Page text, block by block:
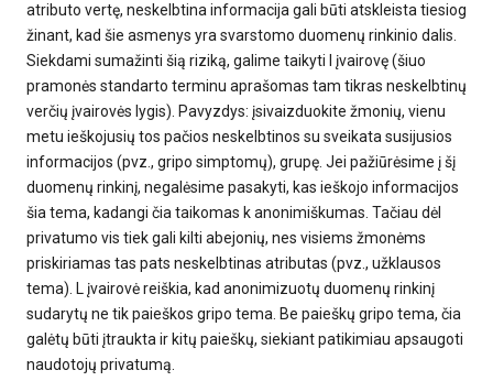
atributo vertę, neskelbtina informacija gali būti atskleista tiesiog
žinant, kad šie asmenys yra svarstomo duomenų rinkinio dalis.
Siekdami sumažinti šią riziką, galime taikyti l įvairovę (šiuo
pramonės standarto terminu aprašomas tam tikras neskelbtinų
verčių įvairovės lygis). Pavyzdys: įsivaizduokite žmonių, vienu
metu ieškojusių tos pačios neskelbtinos su sveikata susijusios
informacijos (pvz., gripo simptomų), grupę. Jei pažiūrėsime į šį
duomenų rinkinį, negalėsime pasakyti, kas ieškojo informacijos
šia tema, kadangi čia taikomas k anonimiškumas. Tačiau dėl
privatumo vis tiek gali kilti abejonių, nes visiems žmonėms
priskiriamas tas pats neskelbtinas atributas (pvz., užklausos
tema). L įvairovė reiškia, kad anonimizuotų duomenų rinkinį
sudarytų ne tik paieškos gripo tema. Be paieškų gripo tema, čia
galėtų būti įtraukta ir kitų paieškų, siekiant patikimiau apsaugoti
naudotojų privatumą.